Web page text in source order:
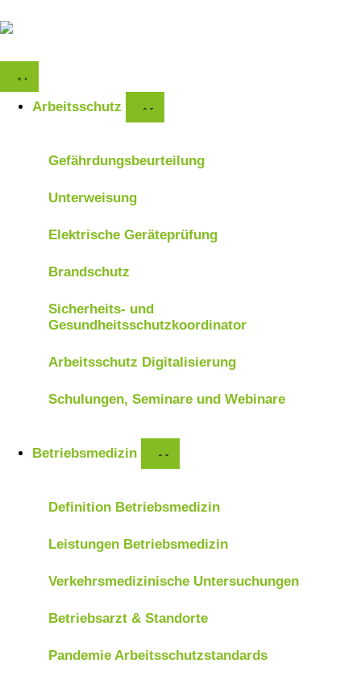
Arbeitsschutz
Gefährdungsbeurteilung
Unterweisung
Elektrische Geräteprüfung
Brandschutz
Sicherheits- und
Gesundheitsschutzkoordinator
Arbeitsschutz Digitalisierung
Schulungen, Seminare und Webinare
Betriebsmedizin
Definition Betriebsmedizin
Leistungen Betriebsmedizin
Verkehrsmedizinische Untersuchungen
Betriebsarzt & Standorte
Pandemie Arbeitsschutzstandards